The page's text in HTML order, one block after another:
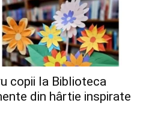
copii la Biblioteca
din hârtie inspirate